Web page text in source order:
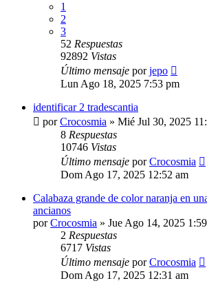
1
2
3
52 Respuestas
92892 Vistas
Último mensaje porjepo
Lun Ago 18, 2025 7:53 pm
identificar 2 tradescantia
porCrocosmia » Mié Jul 30, 2025
8 Respuestas
10746 Vistas
Último mensaje porCrocosmia
Dom Ago 17, 2025 12:52 am
Calabaza grande de color naranja en
ancianos
porCrocosmia » Jue Ago 14, 2025
2 Respuestas
6717 Vistas
Último mensaje porCrocosmia
Dom Ago 17, 2025 12:31 am